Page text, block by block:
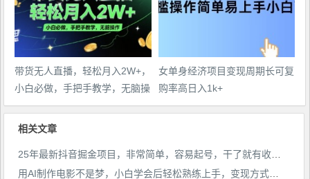
带货无人直播，轻松月入2W+，
小白必做，手把手教学，无脑操
作(附学习资料)
女单身经济项目变现周期长可复
购率高日入1k+
相关文章